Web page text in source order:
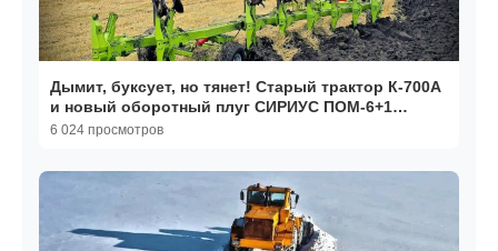
Дымит, буксует, но тянет! Старый трактор К-700А
и новый оборотный плуг СИРИУС ПОМ-6+1
Волгаагромаш!
6 024 просмотров